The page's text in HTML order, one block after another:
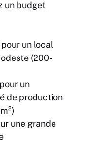
un budget
un local
(200-
un
de production
une grande